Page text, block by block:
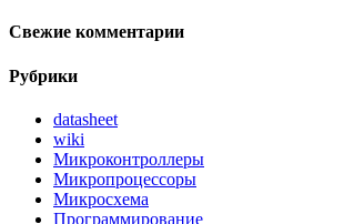
Свежие комментарии
Рубрики
datasheet
wiki
Микроконтроллеры
Микропроцессоры
Микросхема
Программирование